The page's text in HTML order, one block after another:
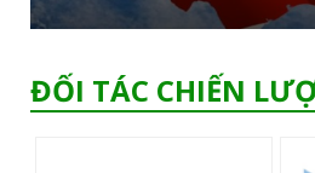
ĐỐI TÁC CHIẾN